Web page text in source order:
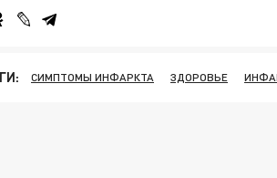
СИМПТОМЫ ИНФАРКТА ЗДОРОВЬЕ